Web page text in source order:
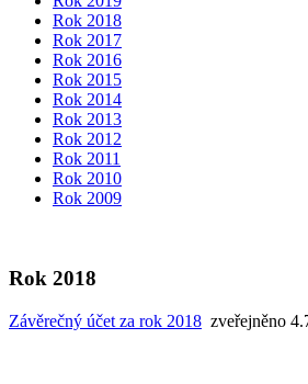
Rok 2018
Rok 2017
Rok 2016
Rok 2015
Rok 2014
Rok 2013
Rok 2012
Rok 2011
Rok 2010
Rok 2009
Rok 2018
Závěrečný účet za rok 2018 zveřejněno